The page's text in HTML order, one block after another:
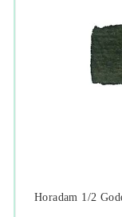
Horadam 1/2